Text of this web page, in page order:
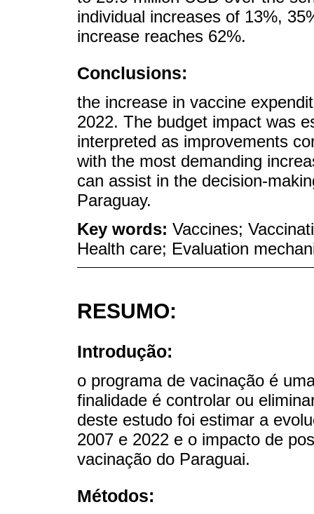
individual increases of 13%,
increase reaches 62%.
Conclusions:
the increase in vaccine
2022. The budget impact was
interpreted as improvements
with the most demanding
can assist in the decision-
Paraguay.
Key words: Vaccines;
Health care; Evaluation
RESUMO:
Introdução:
o programa de vacinação é
finalidade é controlar ou
deste estudo foi estimar a
2007 e 2022 e o impacto de
vacinação do Paraguai.
Métodos: